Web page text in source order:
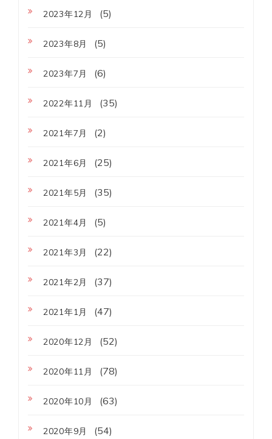
2023年12月 (5)
2023年8月 (5)
2023年7月 (6)
2022年11月 (35)
2021年7月 (2)
2021年6月 (25)
2021年5月 (35)
2021年4月 (5)
2021年3月 (22)
2021年2月 (37)
2021年1月 (47)
2020年12月 (52)
2020年11月 (78)
2020年10月 (63)
2020年9月 (54)